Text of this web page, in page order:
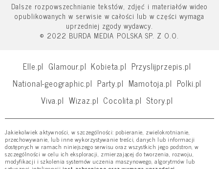
Dalsze rozpowszechnianie tekstów, zdjęć i materiałów wideo
opublikowanych w serwisie w całości lub w części wymaga
uprzedniej zgody wydawcy.
© 2022 BURDA MEDIA POLSKA SP. Z O.O.
Elle.pl Glamour.pl Kobieta.pl Przyslijprzepis.pl
National-geographic.pl Party.pl Mamotoja.pl Polki.pl
Viva.pl Wizaz.pl Cocolita.pl Story.pl
Jakiekolwiek aktywności, w szczególności: pobieranie, zwielokrotnianie,
przechowywanie, lub inne wykorzystywanie treści, danych lub informacji
dostępnych w ramach niniejszego serwisu oraz wszystkich jego podstron, w
szczególności w celu ich eksploracji, zmierzającej do tworzenia, rozwoju,
modyfikacji i szkolenia systemów uczenia maszynowego, algorytmów lub